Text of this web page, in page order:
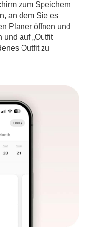
zum Speichern
an dem Sie es
Planer öffnen und
und auf „Outfit
Outfit zu